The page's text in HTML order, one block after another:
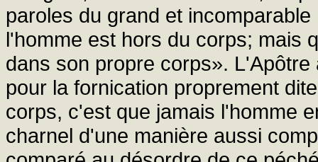
paroles du grand et
l'homme est hors du corps; mais
dans son propre corps».
pour la fornication proprement
corps, c'est que jamais l'homme
charnel d'une manière aussi